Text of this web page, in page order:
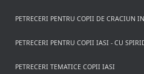
PETRECERI PENTRU COPII DE CRACIUN
PETRECERI PENTRU COPII IASI - CU
PETRECERI TEMATICE COPII IASI